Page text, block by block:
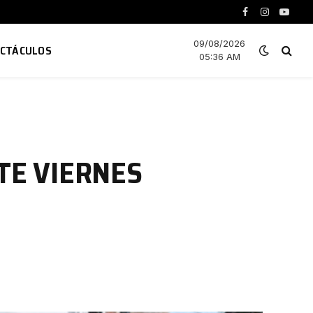
Facebook
Instagram
09/08/2026
05:36 AM
VIERNES